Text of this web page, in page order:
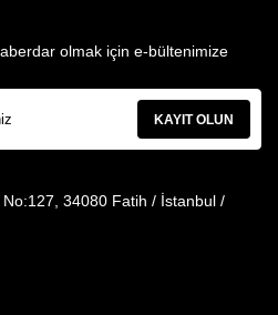
olmak için e-bültenimize
KAYIT OLUN
34080 Fatih / İstanbul /